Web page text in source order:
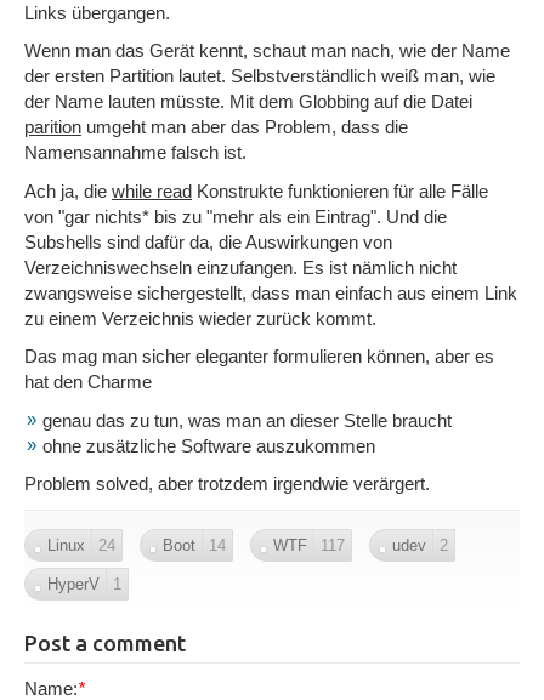
Links übergangen.
Wenn man das Gerät kennt, schaut man nach, wie der Name
der ersten Partition lautet. Selbstverständlich weiß man, wie
der Name lauten müsste. Mit dem Globbing auf die Datei
parition umgeht man aber das Problem, dass die
Namensannahme falsch ist.
Ach ja, die while read Konstrukte funktionieren für alle Fälle
von "gar nichts* bis zu "mehr als ein Eintrag". Und die
Subshells sind dafür da, die Auswirkungen von
Verzeichniswechseln einzufangen. Es ist nämlich nicht
zwangsweise sichergestellt, dass man einfach aus einem Link
zu einem Verzeichnis wieder zurück kommt.
Das mag man sicher eleganter formulieren können, aber es
hat den Charme
genau das zu tun, was man an dieser Stelle braucht
ohne zusätzliche Software auszukommen
Problem solved, aber trotzdem irgendwie verärgert.
Linux 24 Boot 14 WTF 117 udev 2
HyperV 1
Post a comment
Name:*